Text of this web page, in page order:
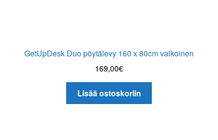
GetUpDesk Duo pöytälevy 160 x 80cm valkoinen
169,00€
Lisää ostoskoriin